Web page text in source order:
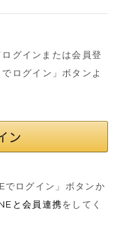
グインまたは会員登
ログイン」ボタンよ
でログイン」ボタンか
と会員連携をしてく